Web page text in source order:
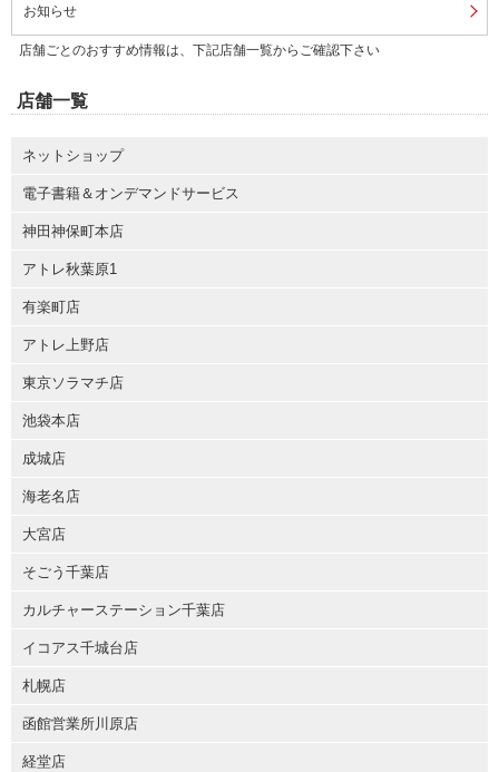
お知らせ
店舗ごとのおすすめ情報は、下記店舗一覧からご確認下さい
店舗一覧
ネットショップ
電子書籍＆オンデマンドサービス
神田神保町本店
アトレ秋葉原1
有楽町店
アトレ上野店
東京ソラマチ店
池袋本店
成城店
海老名店
大宮店
そごう千葉店
カルチャーステーション千葉店
イコアス千城台店
札幌店
函館営業所川原店
経堂店